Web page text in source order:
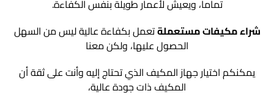
تماما، ويعيش لأعمار طويلة بنفس الكفاءة.
شراء مكيفات مستعملةتعمل بكفاءة عالية ليس من السهل
الحصول عليها، ولكن معنا
يمكنكم اختيار جهاز المكيف الذي تحتاج إليه وأنت على ثقة أن
المكيف ذات جودة عالية،